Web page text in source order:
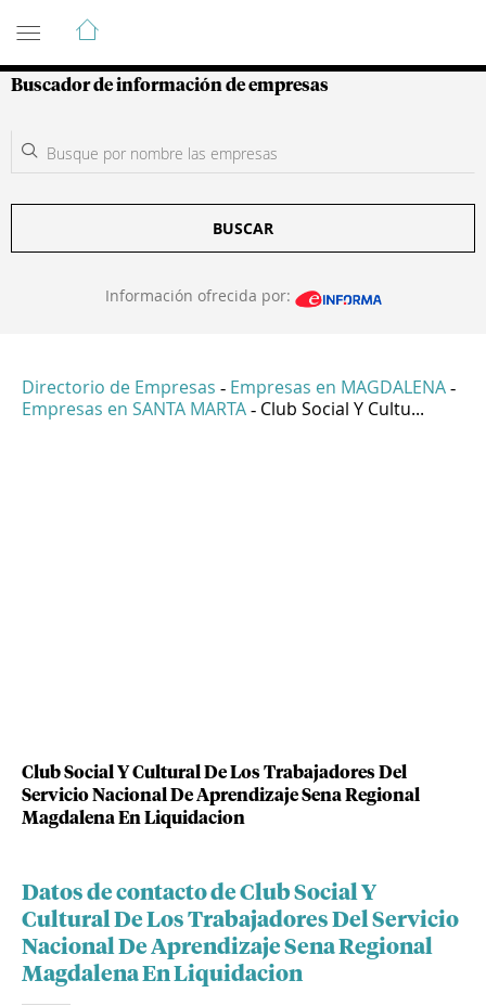
Guía de Empresas Colombianas
Buscador de información de empresas
BUSCAR
Información ofrecida por:
Directorio de Empresas - Empresas en MAGDALENA -
Empresas en SANTA MARTA - Club Social Y Cultu...
Club Social Y Cultural De Los Trabajadores Del
Servicio Nacional De Aprendizaje Sena Regional
Magdalena En Liquidacion
Datos de contacto de Club Social Y
Cultural De Los Trabajadores Del Servicio
Nacional De Aprendizaje Sena Regional
Magdalena En Liquidacion